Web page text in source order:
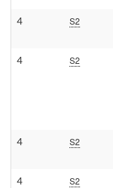
4 S2
4 S2
4 S2
4 S2